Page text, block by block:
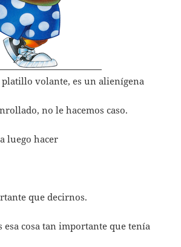
platillo volante, es un alienígena
no le hacemos caso.
luego hacer
que decirnos.
esa cosa tan importante que tenía